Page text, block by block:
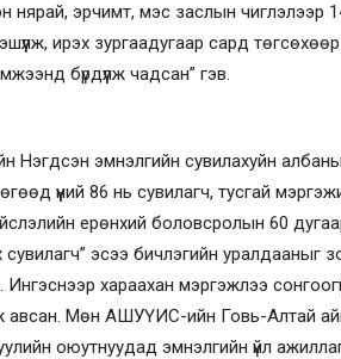
нярай, эрчимт, мэс заслын чиглэлээр
ирэх зургаадугаар сард
бүрдүүлж чадсан” гэв.
Нэгдсэн эмнэлгийн сувилахуйн
үүний 86 нь сувилагч, тусгай
ерөнхий боловсролын 60
эсээ бичлэгийн уралдааныг
Ингэснээр хараахан мэргэжлээ
авсан. Мөн АШУҮИС-ийн Говь-Алтай
оюутнуудад эмнэлгийн үйл